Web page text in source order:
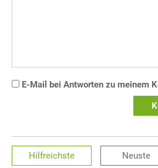
E-Mail bei Antworten zu meinem
Hilfreichste Neuste